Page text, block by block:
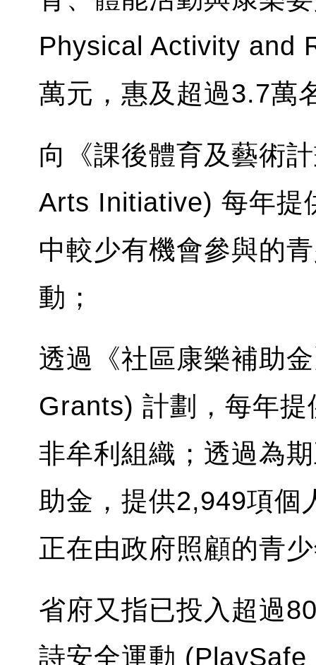
Physical Activity and
萬元，惠及超過3.7萬
向《課後體育及藝術
Arts Initiative) 每年提
中較少有機會參與的
動；
透過《社區康樂補助
Grants) 計劃，每年
非牟利組織；透過為
助金，提供2,949項個
正在由政府照顧的青
省府又指已投入超過
詩安全運動